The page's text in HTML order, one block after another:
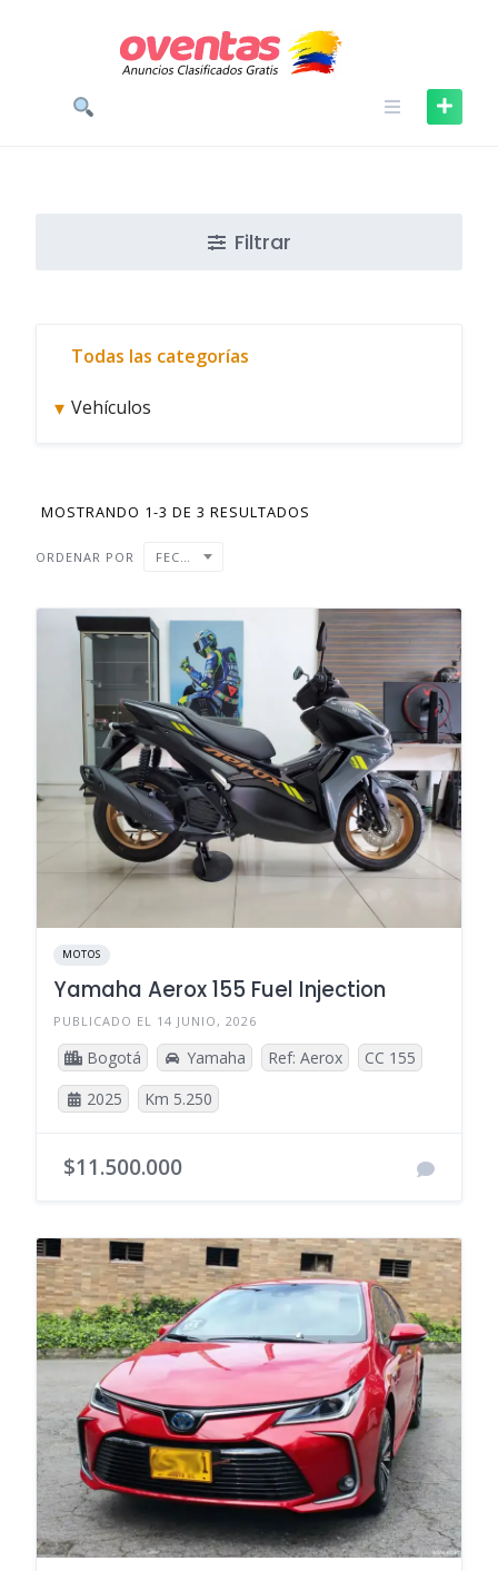
Filtrar
Todas las categorías
▾ Vehículos
MOSTRANDO 1-3 DE 3 RESULTADOS
ORDENAR POR FECHA
MOTOS
Yamaha Aerox 155 Fuel Injection
PUBLICADO EL 14 JUNIO, 2026
Bogotá Yamaha Ref: Aerox
CC 155
2025
Km 5.250
$11.500.000